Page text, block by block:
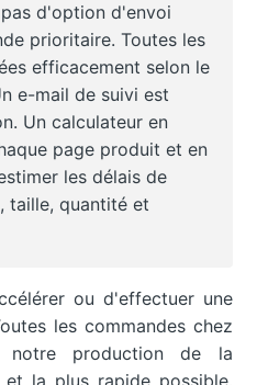
d'option d'envoi
prioritaire. Toutes les
efficacement selon le
e-mail de suivi est
Un calculateur en
page produit et en
les délais de
taille, quantité et
ou d'effectuer une
les commandes chez
notre production de la